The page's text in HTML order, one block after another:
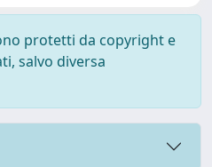
protetti da copyright e
salvo diversa